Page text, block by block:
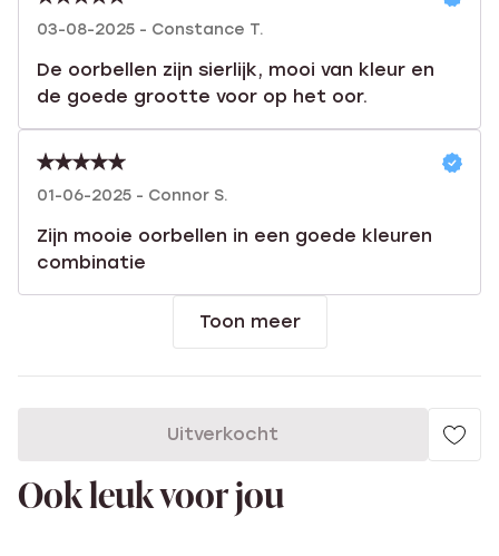
03-08-2025 - Constance T.
De oorbellen zijn sierlijk, mooi van kleur en
de goede grootte voor op het oor.
01-06-2025 - Connor S.
Zijn mooie oorbellen in een goede kleuren
combinatie
Toon meer
Uitverkocht
Ook leuk voor jou